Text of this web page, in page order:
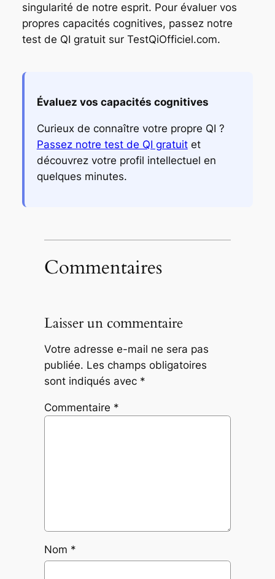
singularité de notre esprit. Pour évaluer vos
propres capacités cognitives, passez notre
test de QI gratuit sur TestQiOfficiel.com.
Évaluez vos capacités cognitives
Curieux de connaître votre propre QI ?
Passez notre test de QI gratuitet
découvrez votre profil intellectuel en
quelques minutes.
Commentaires
Laisser un commentaire
Votre adresse e-mail ne sera pas
publiée. Les champs obligatoires
sont indiqués avec *
Commentaire *
Nom *